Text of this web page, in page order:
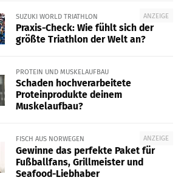
ANZEIGE
SUZUKI WORLD TRIATHLON
Praxis-Check: Wie fühlt sich der
größte Triathlon der Welt an?
PROTEIN UND MUSKELAUFBAU
Schaden hochverarbeitete
Proteinprodukte deinem
Muskelaufbau?
ANZEIGE
FISCH AUS NORWEGEN
Gewinne das perfekte Paket für
Fußballfans, Grillmeister und
Seafood-Liebhaber